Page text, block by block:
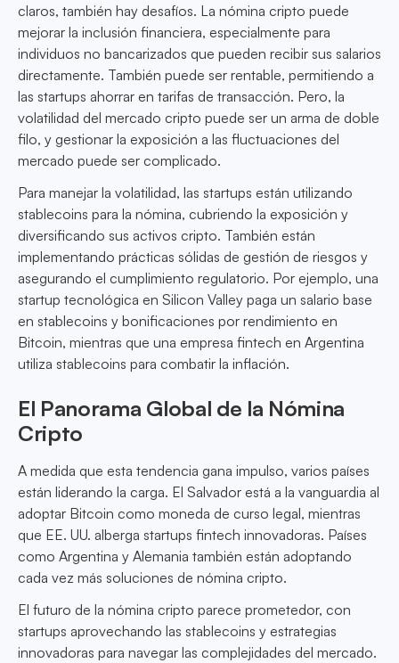
claros, también hay desafíos. La nómina cripto puede
mejorar la inclusión financiera, especialmente para
individuos no bancarizados que pueden recibir sus salarios
directamente. También puede ser rentable, permitiendo a
las startups ahorrar en tarifas de transacción. Pero, la
volatilidad del mercado cripto puede ser un arma de doble
filo, y gestionar la exposición a las fluctuaciones del
mercado puede ser complicado.
Para manejar la volatilidad, las startups están utilizando
stablecoins para la nómina, cubriendo la exposición y
diversificando sus activos cripto. También están
implementando prácticas sólidas de gestión de riesgos y
asegurando el cumplimiento regulatorio. Por ejemplo, una
startup tecnológica en Silicon Valley paga un salario base
en stablecoins y bonificaciones por rendimiento en
Bitcoin, mientras que una empresa fintech en Argentina
utiliza stablecoins para combatir la inflación.
El Panorama Global de la Nómina
Cripto
A medida que esta tendencia gana impulso, varios países
están liderando la carga. El Salvador está a la vanguardia al
adoptar Bitcoin como moneda de curso legal, mientras
que EE. UU. alberga startups fintech innovadoras. Países
como Argentina y Alemania también están adoptando
cada vez más soluciones de nómina cripto.
El futuro de la nómina cripto parece prometedor, con
startups aprovechando las stablecoins y estrategias
innovadoras para navegar las complejidades del mercado.